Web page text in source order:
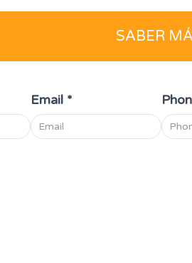
SABER
Email *